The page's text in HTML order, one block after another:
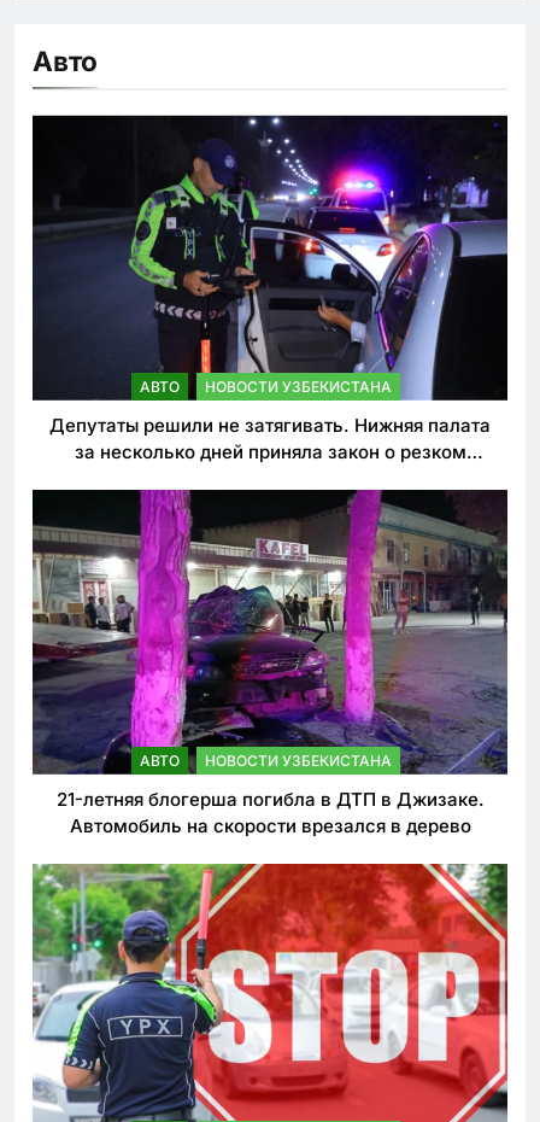
Авто
АВТО НОВОСТИ УЗБЕКИСТАНА
Депутаты решили не затягивать. Нижняя палата
за несколько дней приняла закон о резком
АВТО НОВОСТИ УЗБЕКИСТАНА
21-летняя блогерша погибла в ДТП в Джизаке.
Автомобиль на скорости врезался в дерево